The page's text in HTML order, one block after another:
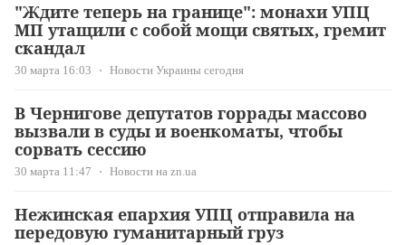
"Ждите теперь на границе": монахи УПЦ
МП утащили с собой мощи святых, гремит
скандал
30 марта 16:03 Новости Украины сегодня
В Чернигове депутатов горрады массово
вызвали в суды и военкоматы, чтобы
сорвать сессию
30 марта 11:47 Новости на zn.ua
Нежинская епархия УПЦ отправила на
передовую гуманитарный груз